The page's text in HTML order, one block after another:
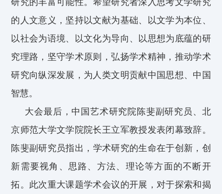
研究的丰富可能性。 希望研究者深入思考文学研究
的人文意义，坚持以文献为基础、 以文学为本位 、
以社会为语境、 以文化为导向 、 以思想为底蕴的研
究理路， 坚守学术原则，弘扬学术精神， 推动学术
研究向纵深发展， 为人类文明贡献中国思想、中国
智慧。
大会最后 ，中国艺术研究院陈斐副研究员 、北
京师范大学文学院院长王立军教授发表闭幕致辞。
陈斐副研究员指出， 学术研究的生命在于创新 ，创
新需要视角、思路、方法、理论等方面的不断开
拓。 此次重大课题学术会议的开展， 对于探索和揭